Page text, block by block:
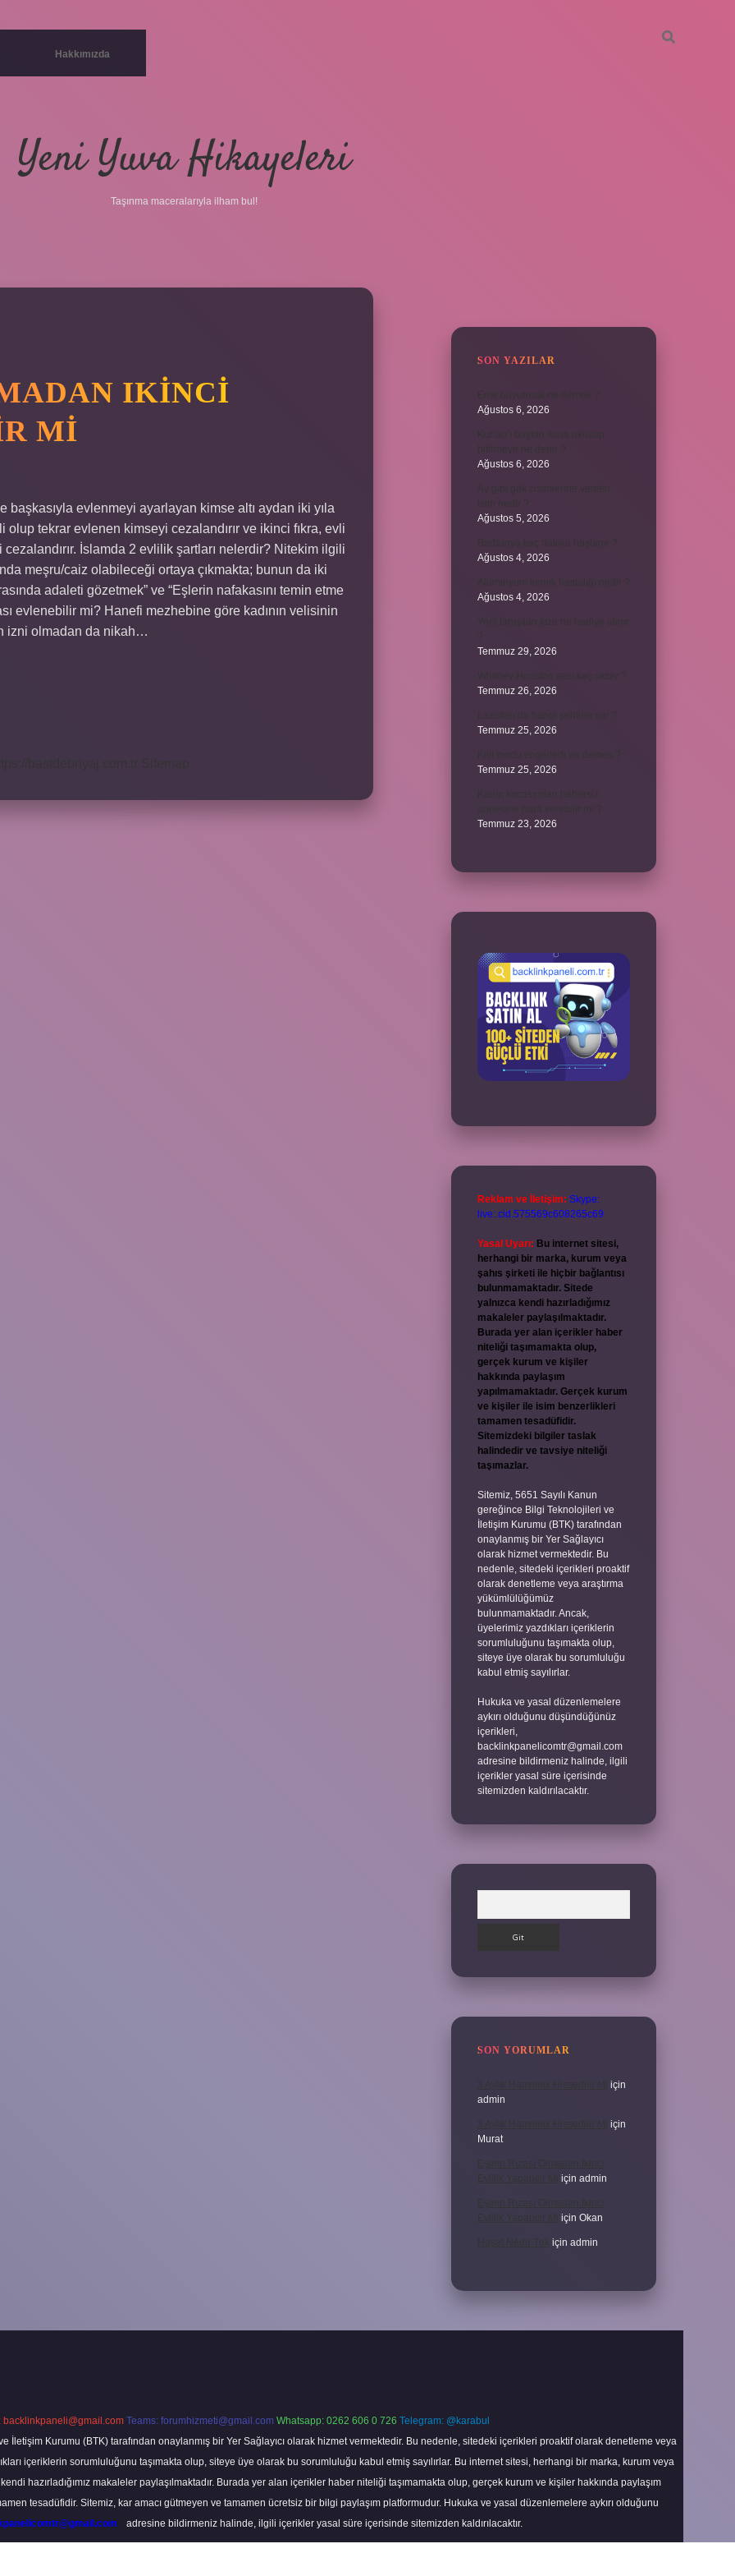
Hakkımızda
Yeni Yuva Hikayeleri
Taşınma maceralarıyla ilham bul!
IKINCI
MI
evlenmeyi ayarlayan kimse altı aydan iki yıla
olup tekrar evlenen kimseyi cezalandırır ve ikinci fıkra, evli
İslamda 2 evlilik şartları nelerdir? Nitekim ilgili
meşru/caiz olabileceği ortaya çıkmakta; bunun da iki
adaleti gözetmek” ve “Eşlerin nafakasını temin etme
evlenebilir mi? Hanefi mezhebine göre kadının velisinin
izni olmadan da nikah…
SON YAZILAR
Ağustos 6, 2026
Ağustos 6, 2026
Ağustos 5, 2026
Ağustos 4, 2026
Ağustos 4, 2026
Temmuz 29, 2026
Temmuz 26, 2026
Temmuz 25, 2026
Temmuz 25, 2026
Temmuz 23, 2026
Reklam ve İletişim: Skype:
live:.cid.575569c608265c69
Yasal Uyarı: Bu internet sitesi,
herhangi bir marka, kurum veya
şahıs şirketi ile hiçbir bağlantısı
bulunmamaktadır. Sitede
yalnızca kendi hazırladığımız
makaleler paylaşılmaktadır.
Burada yer alan içerikler haber
niteliği taşımamakta olup,
gerçek kurum ve kişiler
hakkında paylaşım
yapılmamaktadır. Gerçek kurum
ve kişiler ile isim benzerlikleri
tamamen tesadüfidir.
Sitemizdeki bilgiler taslak
halindedir ve tavsiye niteliği
taşımazlar.
Sitemiz, 5651 Sayılı Kanun
gereğince Bilgi Teknolojileri ve
İletişim Kurumu (BTK) tarafından
onaylanmış bir Yer Sağlayıcı
olarak hizmet vermektedir. Bu
nedenle, sitedeki içerikleri proaktif
olarak denetleme veya araştırma
yükümlülüğümüz
bulunmamaktadır. Ancak,
üyelerimiz yazdıkları içeriklerin
sorumluluğunu taşımakta olup,
siteye üye olarak bu sorumluluğu
kabul etmiş sayılırlar.
Hukuka ve yasal düzenlemelere
aykırı olduğunu düşündüğünüz
içerikleri,
backlinkpanelicomtr@gmail.com
adresine bildirmeniz halinde, ilgili
içerikler yasal süre içerisinde
sitemizden kaldırılacaktır.
SON YORUMLAR
3 Aylık Hamilelik Hissedilir Mi
için
admin
3 Aylık Hamilelik Hissedilir Mi için
Murat
Eşinin Rızası Olmadan Ikinci
Evlilik Yapabilir Mi için admin
Eşinin Rızası Olmadan Ikinci
Evlilik Yapabilir Mi için Okan
Haşat Nedir Tdk için admin
backlinkpaneli@gmail.com Teams: forumhizmeti@gmail.com Whatsapp: 0262 606 0 726 Telegram: @karabul
İletişim Kurumu (BTK) tarafından onaylanmış bir Yer Sağlayıcı olarak hizmet vermektedir. Bu nedenle, sitedeki içerikleri proaktif olarak denetleme veya
içeriklerin sorumluluğunu taşımakta olup, siteye üye olarak bu sorumluluğu kabul etmiş sayılırlar. Bu internet sitesi, herhangi bir marka, kurum veya
hazırladığımız makaleler paylaşılmaktadır. Burada yer alan içerikler haber niteliği taşımamakta olup, gerçek kurum ve kişiler hakkında paylaşım
tesadüfidir. Sitemiz, kar amacı gütmeyen ve tamamen ücretsiz bir bilgi paylaşım platformudur. Hukuka ve yasal düzenlemelere aykırı olduğunu
adresine bildirmeniz halinde, ilgili içerikler yasal süre içerisinde sitemizden kaldırılacaktır.